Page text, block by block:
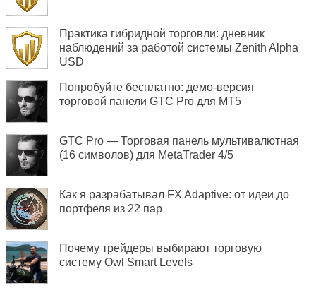
Практика гибридной торговли: дневник
наблюдений за работой системы Zenith Alpha
USD
Попробуйте бесплатно: демо-версия
торговой панели GTC Pro для MT5
GTC Pro — Торговая панель мультивалютная
(16 символов) для MetaTrader 4/5
Как я разрабатывал FX Adaptive: от идеи до
портфеля из 22 пар
Почему трейдеры выбирают торговую
систему Owl Smart Levels